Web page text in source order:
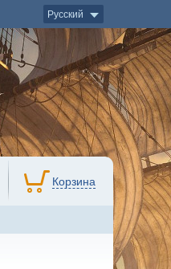
Русский
Корзина